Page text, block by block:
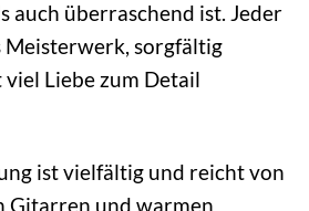
auch überraschend ist. Jeder
Meisterwerk, sorgfältig
Liebe zum Detail
ist vielfältig und reicht von
Gitarren und warmen